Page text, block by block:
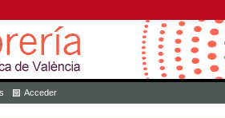
Acceder